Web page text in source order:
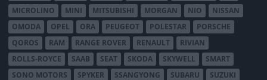
MICROLINO
MINI MITSUBISHI MORGAN NIO
NISSAN
OMODA
OPEL ORA PEUGEOT POLESTAR
PORSCHE
QOROS
RAM RANGE ROVER RENAULT
RIVIAN
ROLLS-ROYCE
SAAB SEAT SKODA SKYWELL
SMART
SONO MOTORS
SPYKER SSANGYONG SUBARU SUZUKI